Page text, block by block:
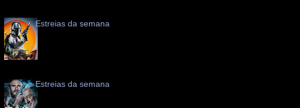
Estreias da semana
Estreias da semana